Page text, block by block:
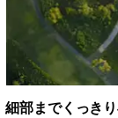
細部までくっき